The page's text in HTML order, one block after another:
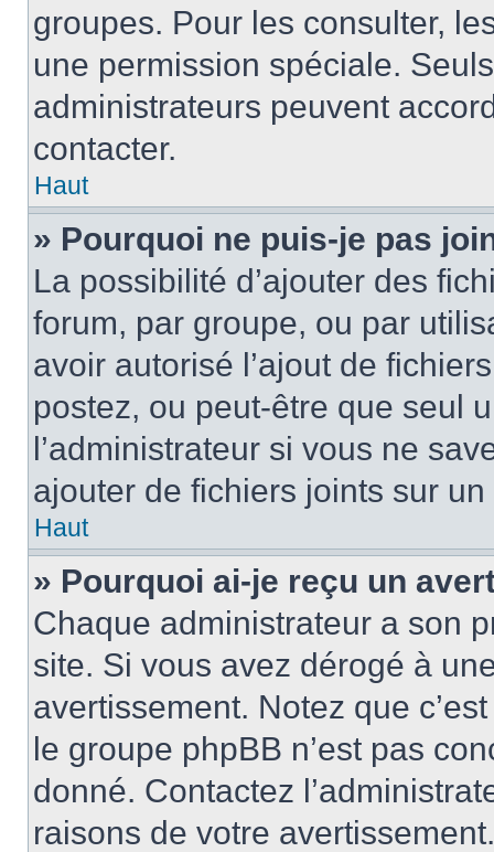
groupes. Pour les consulter,
une permission spéciale.
administrateurs peuvent
contacter.
Haut
» Pourquoi ne puis-je pas
La possibilité d’ajouter des
forum, par groupe, ou par
avoir autorisé l’ajout de
postez, ou peut-être que seul
l’administrateur si vous ne
ajouter de fichiers joints sur un
Haut
» Pourquoi ai-je reçu un
Chaque administrateur a son
site. Si vous avez dérogé à
avertissement. Notez que
le groupe phpBB n’est pas
donné. Contactez
raisons de votre avertissement.